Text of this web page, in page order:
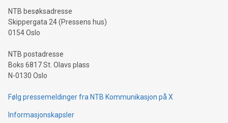
NTB besøksadresse
Skippergata 24 (Pressens hus)
0154 Oslo
NTB postadresse
Boks 6817 St. Olavs plass
N-0130 Oslo
Følg pressemeldinger fra NTB Kommunikasjon på X
Informasjonskapsler